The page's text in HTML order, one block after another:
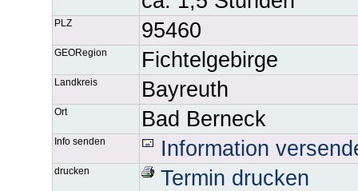
PLZ 95460
GEORegion Fichtelgebirge
Landkreis Bayreuth
Ort Bad Berneck
Info senden Information
drucken Termin drucken